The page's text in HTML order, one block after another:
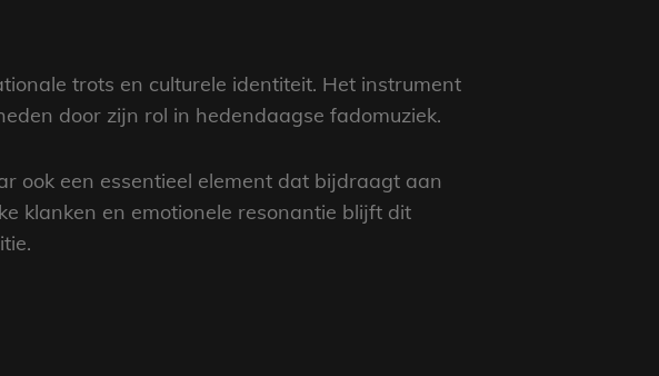
trots en culturele identiteit. Het instrument
door zijn rol in hedendaagse fadomuziek.
ook een essentieel element dat bijdraagt aan
klanken en emotionele resonantie blijft dit